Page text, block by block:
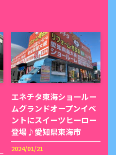
エネチタ東海ショールー
ムグランドオープンイベ
ントにスイーツヒーロー
登場♪愛知県東海市
2024/01/21